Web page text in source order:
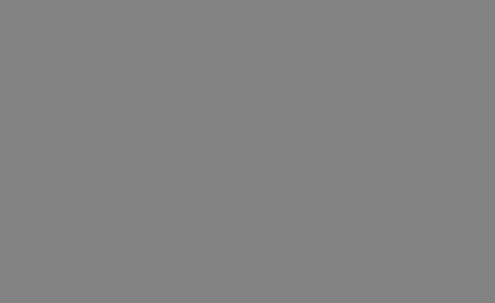
pliki cookie. Jest
Script.com
Microsoft
przeglądów stron
przez
serii produktów
rzeczywistym
używamy
do
konkretnych